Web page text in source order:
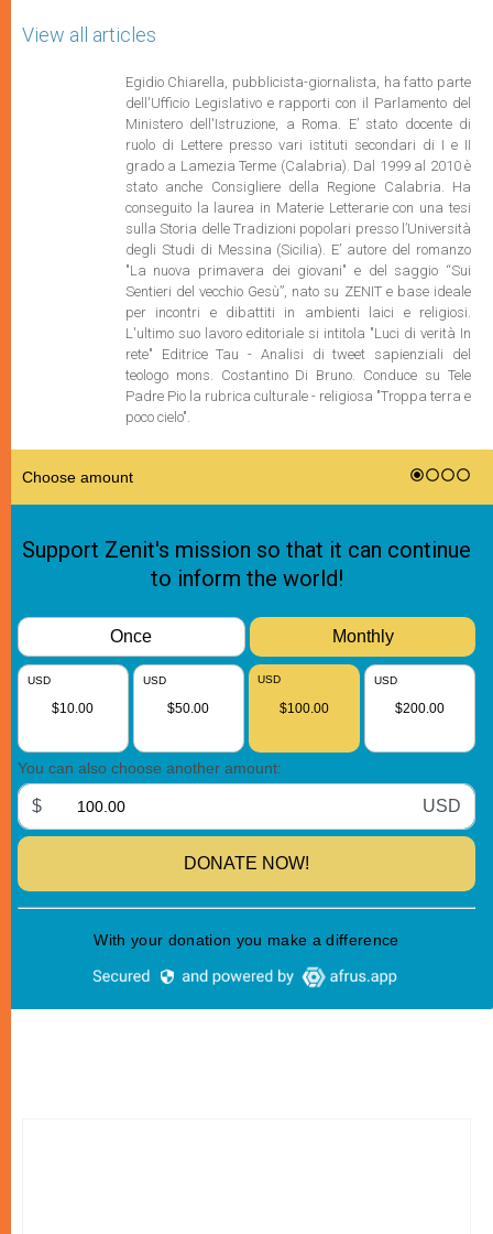
View all articles
Egidio Chiarella, pubblicista-giornalista, ha fatto parte
dell'Ufficio Legislativo e rapporti con il Parlamento del
Ministero dell'Istruzione, a Roma. E’ stato docente di
ruolo di Lettere presso vari istituti secondari di I e II
grado a Lamezia Terme (Calabria). Dal 1999 al 2010 è
stato anche Consigliere della Regione Calabria. Ha
conseguito la laurea in Materie Letterarie con una tesi
sulla Storia delle Tradizioni popolari presso l’Università
degli Studi di Messina (Sicilia). E’ autore del romanzo
"La nuova primavera dei giovani" e del saggio “Sui
Sentieri del vecchio Gesù”, nato su ZENIT e base ideale
per incontri e dibattiti in ambienti laici e religiosi.
L'ultimo suo lavoro editoriale si intitola "Luci di verità In
rete" Editrice Tau - Analisi di tweet sapienziali del
teologo mons. Costantino Di Bruno. Conduce su Tele
Padre Pio la rubrica culturale - religiosa "Troppa terra e
poco cielo".